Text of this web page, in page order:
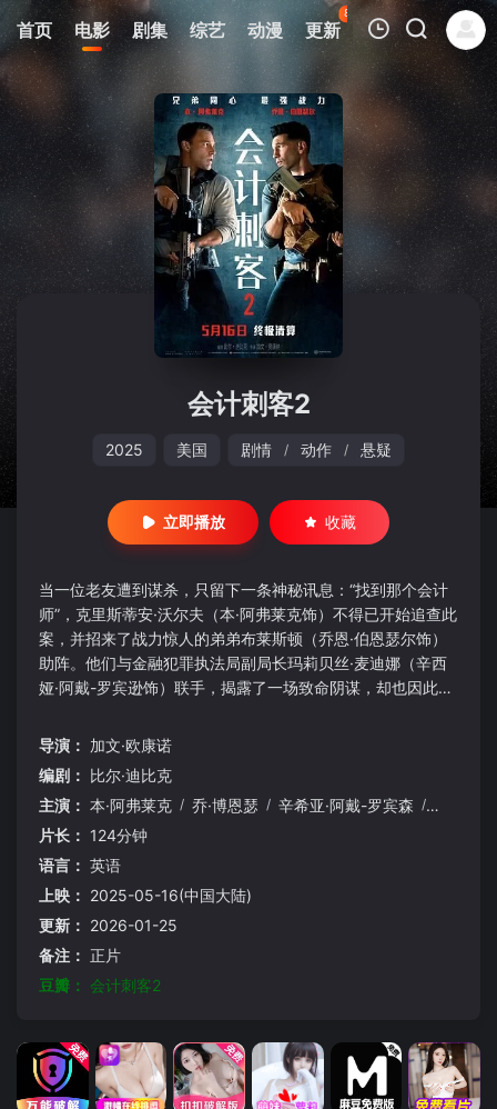
首页 电影 剧集 综艺 动漫 更新
80
热榜 APP
我的观影记录
暂无观看影片的记录
会计刺客2
2025 美国 剧情 / 动作 / 悬疑
立即播放 收藏
当一位老友遭到谋杀，只留下一条神秘讯息：“找到那个会计
师”，克里斯蒂安·沃尔夫（本·阿弗莱克饰）不得已开始追查此
案，并招来了战力惊人的弟弟布莱斯顿（乔恩·伯恩瑟尔饰）
助阵。他们与金融犯罪执法局副局长玛莉贝丝·麦迪娜（辛西
娅·阿戴-罗宾逊饰）联手，揭露了一场致命阴谋，却也因此成
导演： 加文·欧康诺
编剧： 比尔·迪比克
主演： 本·阿弗莱克 / 乔·博恩瑟 / 辛希亚·阿戴-罗宾森 / 丹妮艾
片长： 124分钟
语言： 英语
上映： 2025-05-16(中国大陆)
更新： 2026-01-25
备注： 正片
豆瓣： 会计刺客2